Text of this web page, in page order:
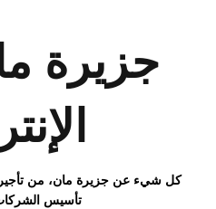
جزيرة
كل شيء عن جزيرة مان، من
تأسيس